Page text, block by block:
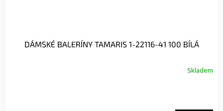
DÁMSKÉ BALERÍNY TAMARIS 1-22116-41 100 BÍLÁ
Skladem